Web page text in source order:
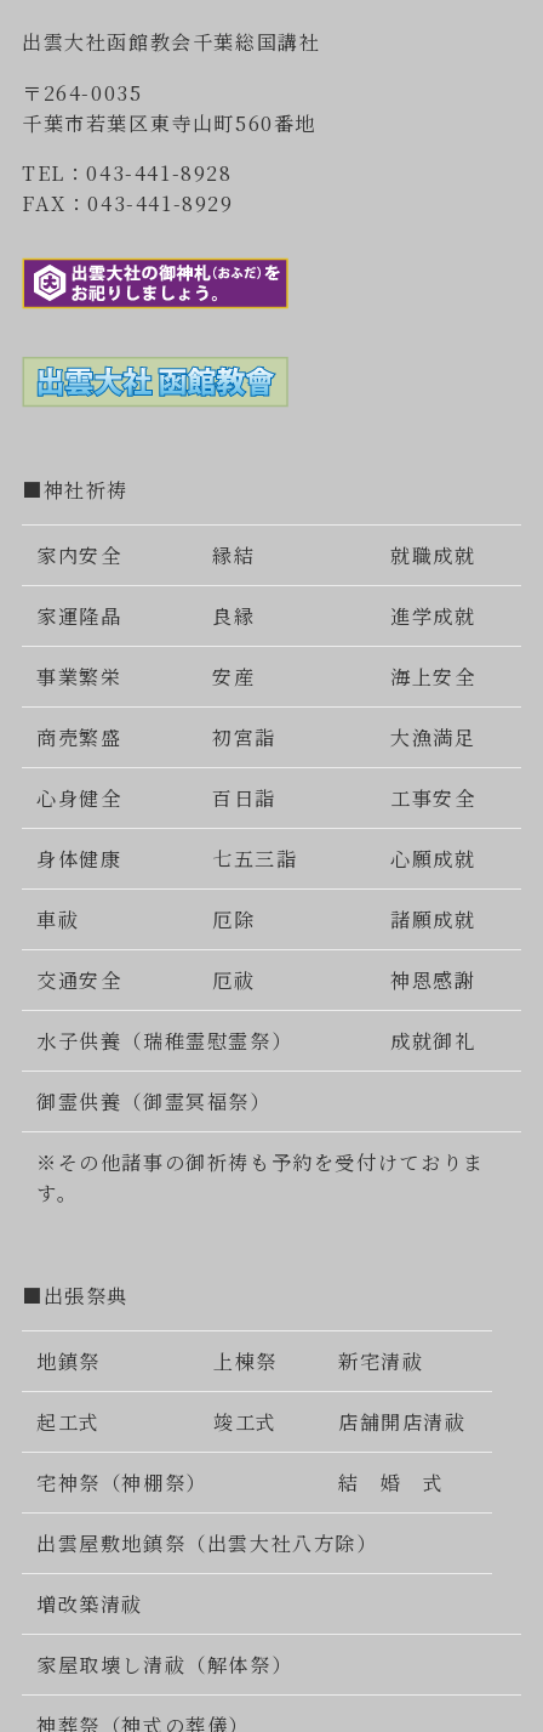
出雲大社函館教会千葉総国講社
〒264-0035
千葉市若葉区東寺山町560番地
TEL：043-441-8928
FAX：043-441-8929
■神社祈祷
家内安全 縁結 就職成就
家運隆晶 良縁 進学成就
事業繁栄 安産 海上安全
商売繁盛 初宮詣 大漁満足
心身健全 百日詣 工事安全
身体健康 七五三詣 心願成就
車祓 厄除 諸願成就
交通安全 厄祓 神恩感謝
水子供養（瑞稚霊慰霊祭） 成就御礼
御霊供養（御霊冥福祭）
※その他諸事の御祈祷も予約を受付けておりま
す。
■出張祭典
地鎮祭 上棟祭 新宅清祓
起工式 竣工式 店舗開店清祓
宅神祭（神棚祭） 結 婚 式
出雲屋敷地鎮祭（出雲大社八方除）
増改築清祓
家屋取壊し清祓（解体祭）
神葬祭（神式の葬儀）